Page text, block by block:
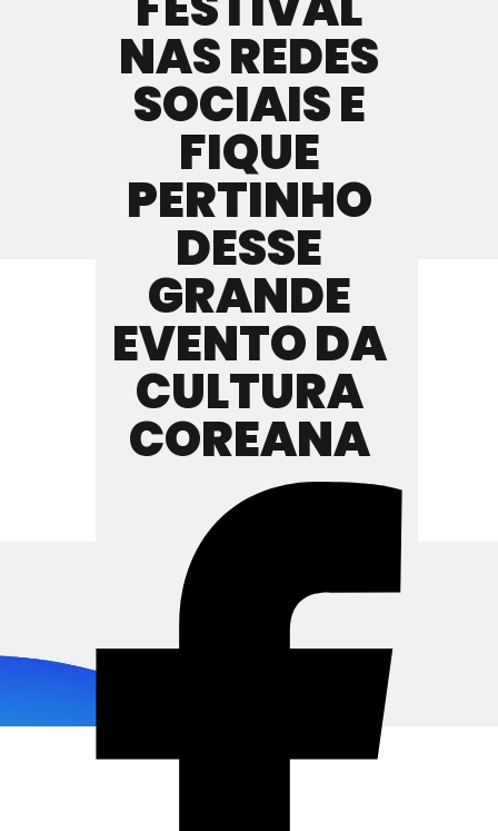
NAS REDES
SOCIAIS E
FIQUE
PERTINHO
DESSE
GRANDE
EVENTO DA
CULTURA
COREANA